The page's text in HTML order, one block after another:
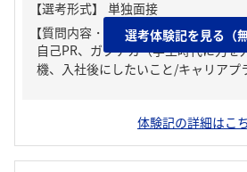
【質問内容・課題】
自己PR、ガクチカ（学生時代に力を
機、入社後にしたいこと/キャリアプ
選考体験記を見る（無
体験記の詳細はこ